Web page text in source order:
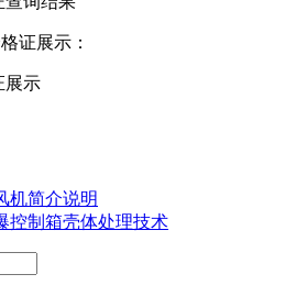
证展示：
机简介说明
控制箱壳体处理技术